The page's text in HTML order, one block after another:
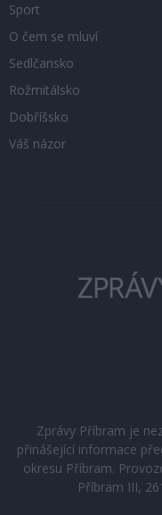
Sport
O čem se mluví
Sedlčansko
Rožmitálsko
Dobříšsko
Váš názor
Zprávy Příbram je
přinášející informace
okresu Příbram.
Příbram III,